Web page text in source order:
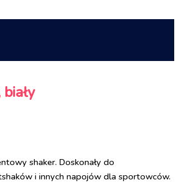
shaker. Doskonały do
i innych napojów dla sportowców.